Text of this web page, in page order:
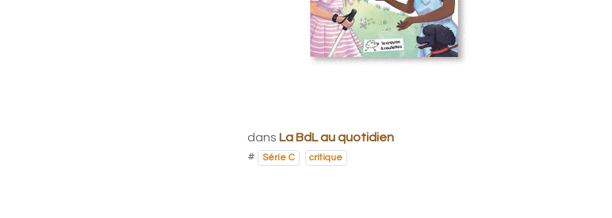
dans La BdL au quotidien
#
Série C critique